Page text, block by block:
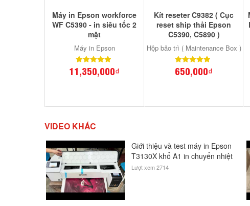
Máy in Epson workforce
WF C5390 - in siêu tốc 2
mặt
Máy in Epson
11,350,000₫
Kít reseter C9382 ( Cục
reset ship thải Epson
C5390, C5890 )
Hộp bảo trì ( Maintenance Box )
650,000₫
VIDEO KHÁC
Giới thiệu và test máy in Epson
T3130X khổ A1 in chuyển nhiệt
Lượt xem 2714